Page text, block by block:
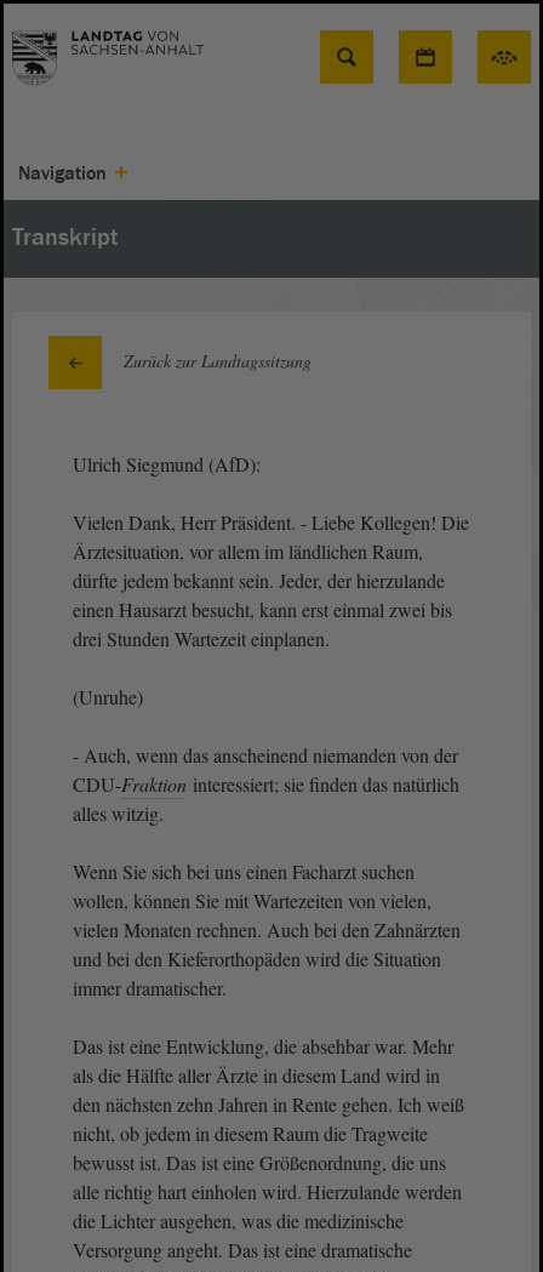
Suche
Navigation
Transkript
Zurück zur Landtagssitzung
Ulrich Siegmund (AfD):
Vielen Dank, Herr Präsident. - Liebe Kollegen! Die
Ärztesituation, vor allem im ländlichen Raum,
dürfte jedem bekannt sein. Jeder, der hierzulande
einen Hausarzt besucht, kann erst einmal zwei bis
drei Stunden Wartezeit einplanen.
(Unruhe)
- Auch, wenn das anscheinend niemanden von der
CDU-Fraktion interessiert; sie finden das natürlich
alles witzig.
Wenn Sie sich bei uns einen Facharzt suchen
wollen, können Sie mit Wartezeiten von vielen,
vielen Monaten rechnen. Auch bei den Zahnärzten
und bei den Kieferorthopäden wird die Situation
immer dramatischer.
Das ist eine Entwicklung, die absehbar war. Mehr
als die Hälfte aller Ärzte in diesem Land wird in
den nächsten zehn Jahren in Rente gehen. Ich weiß
nicht, ob jedem in diesem Raum die Tragweite
bewusst ist. Das ist eine Größenordnung, die uns
alle richtig hart einholen wird. Hierzulande werden
die Lichter ausgehen, was die medizinische
Versorgung angeht. Das ist eine dramatische